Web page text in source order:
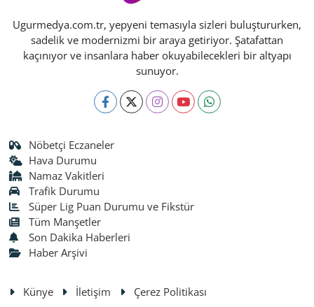
Ugurmedya.com.tr, yepyeni temasıyla sizleri buluştururken,
sadelik ve modernizmi bir araya getiriyor. Şatafattan
kaçınıyor ve insanlara haber okuyabilecekleri bir altyapı
sunuyor.
Nöbetçi Eczaneler
Hava Durumu
Namaz Vakitleri
Trafik Durumu
Süper Lig Puan Durumu ve Fikstür
Tüm Manşetler
Son Dakika Haberleri
Haber Arşivi
Künye İletişim Çerez Politikası